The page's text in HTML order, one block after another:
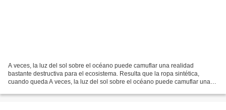
A veces, la luz del sol sobre el océano puede camuflar una realidad
bastante destructiva para el ecosistema. Resulta que la ropa sintética,
cuando queda A veces, la luz del sol sobre el océano puede camuflar una